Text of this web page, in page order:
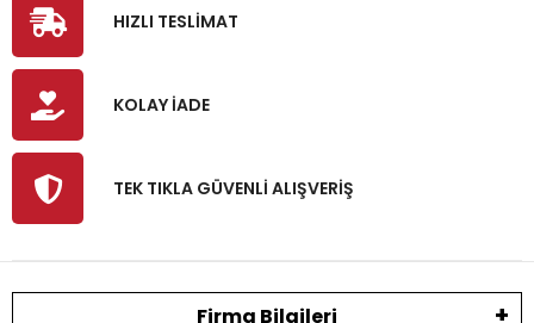
HIZLI TESLİMAT
KOLAY İADE
TEK TIKLA GÜVENLİ ALIŞVERİŞ
Firma Bilgileri